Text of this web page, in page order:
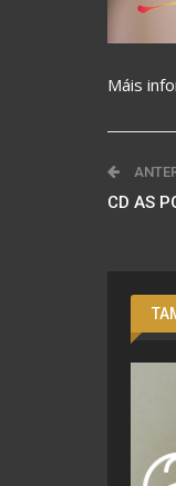
Máis
CD AS